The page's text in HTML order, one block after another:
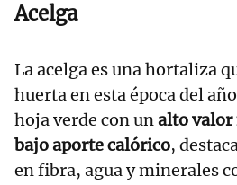
Acelga
La acelga es una hortaliza
huerta en esta época del
hoja verde con unalto
bajo aporte calórico,
en fibra, agua y minerales